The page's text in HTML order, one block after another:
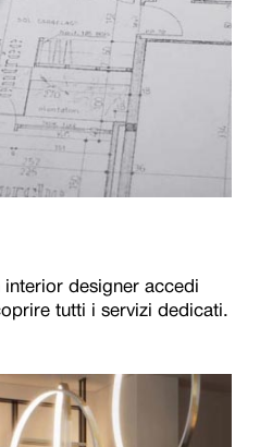
designer accedi
tutti i servizi dedicati.